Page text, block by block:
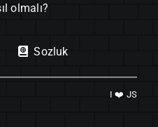
olmalı?
Sozluk
I ❤️ JS